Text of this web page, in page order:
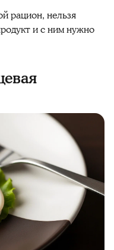
рацион, нельзя
и с ним нужно